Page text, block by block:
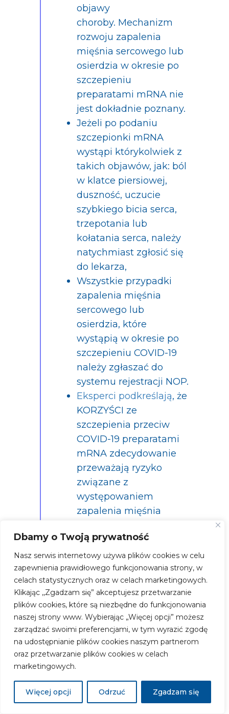
Dbamy o Twoją prywatność
Nasz serwis internetowy używa plików cookies w celu
zapewnienia prawidłowego funkcjonowania strony, w
celach statystycznych oraz w celach marketingowych.
Klikając ,,Zgadzam się” akceptujesz przetwarzanie
plików cookies, które są niezbędne do funkcjonowania
naszej strony www. Wybierając „Więcej opcji” możesz
zarządzać swoimi preferencjami, w tym wyrazić zgodę
na udostępnianie plików cookies naszym partnerom
oraz przetwarzanie plików cookies w celach
marketingowych.
Więcej opcji Odrzuć Zgadzam się
objawy
choroby. Mechanizm
rozwoju zapalenia
mięśnia sercowego lub
osierdzia w okresie po
szczepieniu
preparatami mRNA nie
jest dokładnie poznany.
Jeżeli po podaniu
szczepionki mRNA
wystąpi którykolwiek z
takich objawów, jak: ból
w klatce piersiowej,
duszność, uczucie
szybkiego bicia serca,
trzepotania lub
kołatania serca, należy
natychmiast zgłosić się
do lekarza,
Wszystkie przypadki
zapalenia mięśnia
sercowego lub
osierdzia, które
wystąpią w okresie po
szczepieniu COVID-19
należy zgłaszać do
systemu rejestracji NOP.
Eksperci podkreślają, że
KORZYŚCI ze
szczepienia przeciw
COVID-19 preparatami
mRNA zdecydowanie
przeważają ryzyko
związane z
występowaniem
zapalenia mięśnia
osierdzia po
szczepieniu. Dotyczy to
populacji objętej
szczepieniami, tj. osób
≥12 lat preparatem
Pfizer – BioNTech oraz
osób ≥18 lat preparatem
Moderna.
Co warto wiedzieć o występowaniu
zapalenia mięśnia sercowego po